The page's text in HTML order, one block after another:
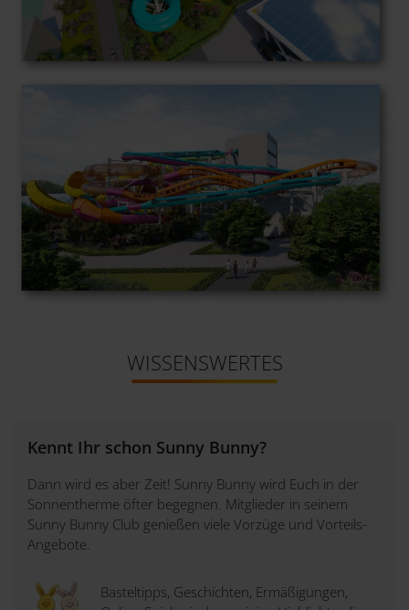
WISSENSWERTES
Kennt Ihr schon Sunny Bunny?
Dann wird es aber Zeit! Sunny Bunny wird Euch in der
Sonnentherme öfter begegnen. Mitglieder in seinem
Sunny Bunny Club genießen viele Vorzüge und Vorteils-
Angebote.
Basteltipps, Geschichten, Ermäßigungen,